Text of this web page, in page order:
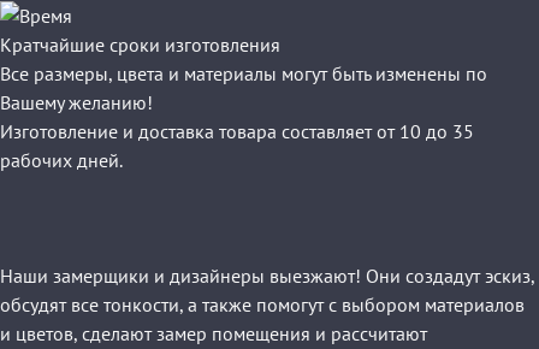
Кратчайшие сроки изготовления
Все размеры, цвета и материалы могут быть изменены по
Вашему желанию!
Изготовление и доставка товара составляет от 10 до 35
рабочих дней.
Наши замерщики и дизайнеры выезжают! Они создадут эскиз,
обсудят все тонкости, а также помогут с выбором материалов
и цветов, сделают замер помещения и рассчитают